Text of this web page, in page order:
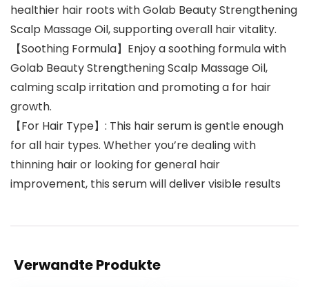
healthier hair roots with Golab Beauty Strengthening
Scalp Massage Oil, supporting overall hair vitality.
【Soothing Formula】Enjoy a soothing formula with
Golab Beauty Strengthening Scalp Massage Oil,
calming scalp irritation and promoting a for hair
growth.
【For Hair Type】: This hair serum is gentle enough
for all hair types. Whether you’re dealing with
thinning hair or looking for general hair
improvement, this serum will deliver visible results
Verwandte Produkte